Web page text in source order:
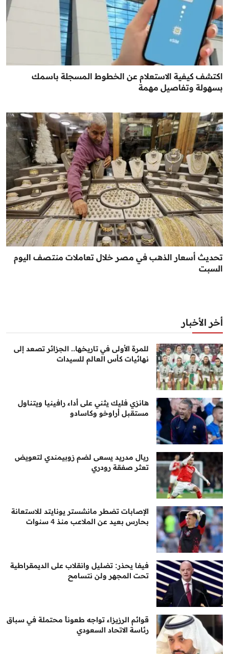
اكتشف كيفية الاستعلام عن الخطوط المسجلة باسمك
بسهولة وتفاصيل مهمة
تحديث أسعار الذهب في مصر خلال تعاملات منتصف اليوم
السبت
أخر الأخبار
للمرة الأولى في تاريخها.. الجزائر تصعد إلى
نهائيات كأس العالم للسيدات
هانزي فليك يثني على أداء رافينيا ويتناول
مستقبل أراوخو وكاسادو
ريال مدريد يسعى لضم زوبيمندي لتعويض
تعثر صفقة رودري
الإصابات تضطر مانشستر يونايتد للاستعانة
بحارس بعيد عن الملاعب منذ 4 سنوات
فيفا يحذر: تضليل وانقلاب على الديمقراطية
تحت المجهر ولن نتسامح
قوائم الرزيزاء تواجه طعوناً محتملة في سباق
رئاسة الاتحاد السعودي